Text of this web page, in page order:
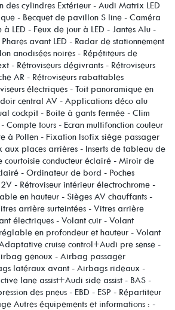
des cylindres Extérieur - Audi Matrix LED
- Becquet de pavillon S line - Caméra
LED - Feux de jour à LED - Jantes Alu -
avant LED - Radar de stationnement
anodisées noires - Répétiteurs de
- Rétroviseurs dégivrants - Rétroviseurs
AR - Rétroviseurs rabattables
électriques - Toit panoramique en
central AV - Applications déco alu
cockpit - Boite à gants fermée - Clim
Compte tours - Ecran multifonction couleur
à Pollen - Fixation Isofix siège passager
aux places arrières - Inserts de tableau de
conducteur éclairé - Miroir de
- Ordinateur de bord - Poches
- Rétroviseur intérieur électrochrome -
en hauteur - Sièges AV chauffants -
arrière surteintées - Vitres arrière
électriques - Volant cuir - Volant
en profondeur et hauteur - Volant
cruise control+Audi pre sense -
genoux - Airbag passager
latéraux avant - Airbags rideaux -
lane assist+Audi side assist - BAS -
des pneus - EBD - ESP - Répartiteur
Autres équipements et informations : -